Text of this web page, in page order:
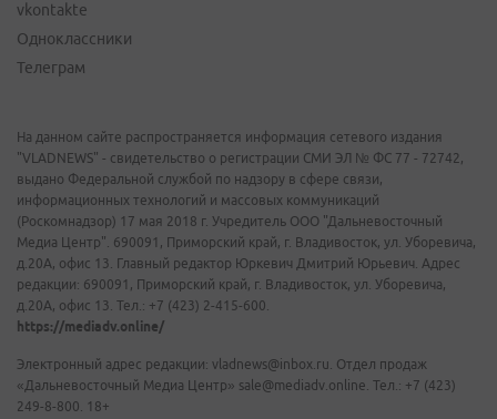
vkontakte
Одноклассники
Телеграм
На данном сайте распространяется информация сетевого издания
"VLADNEWS" - свидетельство о регистрации СМИ ЭЛ № ФС 77 - 72742,
выдано Федеральной службой по надзору в сфере связи,
информационных технологий и массовых коммуникаций
(Роскомнадзор) 17 мая 2018 г. Учредитель ООО "Дальневосточный
Медиа Центр". 690091, Приморский край, г. Владивосток, ул. Уборевича,
д.20А, офис 13. Главный редактор Юркевич Дмитрий Юрьевич. Адрес
редакции: 690091, Приморский край, г. Владивосток, ул. Уборевича,
д.20А, офис 13. Тел.: +7 (423) 2-415-600.
https://mediadv.online/
Электронный адрес редакции: vladnews@inbox.ru. Отдел продаж
«Дальневосточный Медиа Центр» sale@mediadv.online. Тел.: +7 (423)
249-8-800. 18+